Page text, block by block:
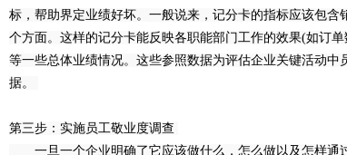
标，帮助界定业绩好坏。一般说来，记分卡的指标应该包含
个方面。这样的记分卡能反映各职能部门工作的效果(如订
等一些总体业绩情况。这些参照数据为评估企业关键活动中
据。
第三步：实施员工敬业度调查
一旦一个企业明确了它应该做什么，怎么做以及怎样通